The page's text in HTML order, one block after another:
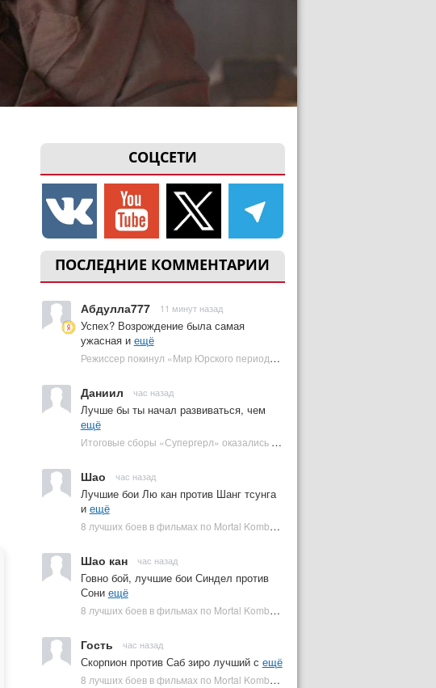
СОЦСЕТИ
ПОСЛЕДНИЕ КОММЕНТАРИИ
Абдулла777 11 минут назад
Успех? Возрождение была самая
ужасная и ещё
Режиссер покинул «Мир Юрского периода 5» | Plugged In Ru
Даниил час назад
Лучше бы ты начал развиваться, чем
ещё
Итоговые сборы «Супергерл» оказались худшими для DC за два десятилетия | Plugged In Ru
Шао час назад
Лучшие бои Лю кан против Шанг тсунга
и ещё
8 лучших боев в фильмах по Mortal Kombat: от «Смертельной битвы» до «Мортал Комбат 2» | Plugged In Ru
Шао кан час назад
Говно бой, лучшие бои Синдел против
Сони ещё
8 лучших боев в фильмах по Mortal Kombat: от «Смертельной битвы» до «Мортал Комбат 2» | Plugged In Ru
Гость час назад
Скорпион против Саб зиро лучший с ещё
8 лучших боев в фильмах по Mortal Kombat: от «Смертельной битвы» до «Мортал Комбат 2» | Plugged In Ru